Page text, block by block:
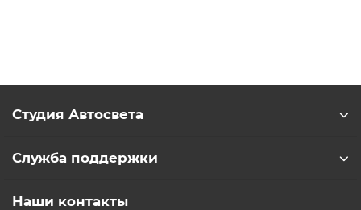
Студия Автосвета
Служба поддержки
Наши контакты